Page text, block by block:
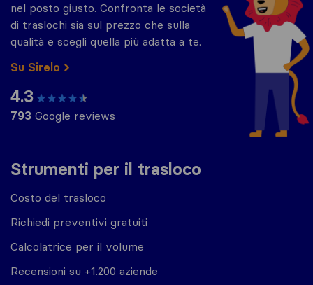
Strumenti per il trasloco
Costo del trasloco
Richiedi preventivi gratuiti
Calcolatrice per il volume
Recensioni su +1.200 aziende
nel posto giusto. Confronta le società
di traslochi sia sul prezzo che sulla
qualità e scegli quella più adatta a te.
Su Sirelo
4.3
793 Google reviews